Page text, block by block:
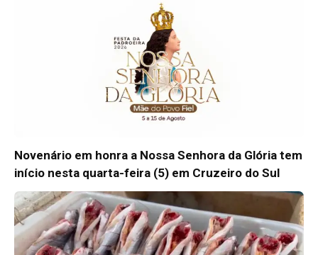
Novenário em honra a Nossa Senhora da Glória tem
início nesta quarta-feira (5) em Cruzeiro do Sul